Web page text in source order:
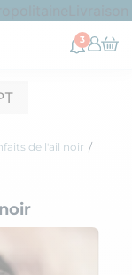
3
de l'ail noir